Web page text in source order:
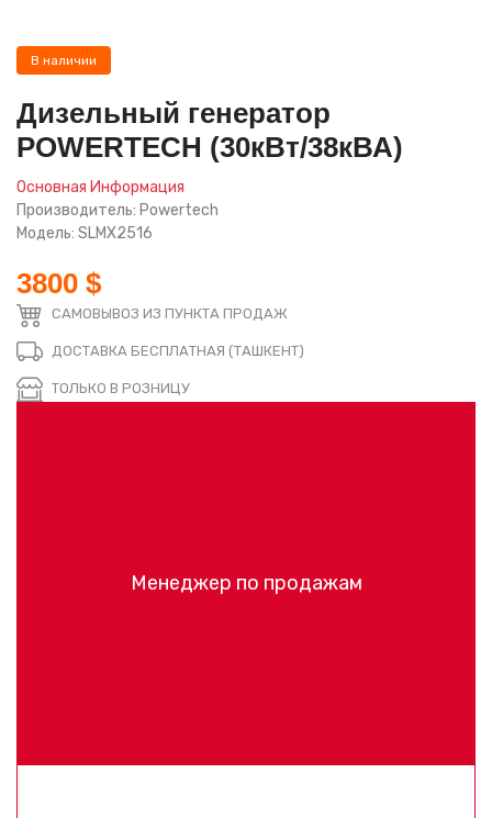
В наличии
Дизельный генератор
POWERTECH (30кВт/38кВА)
Основная Информация
Производитель: Powertech
Модель: SLMX2516
3800 $
САМОВЫВОЗ ИЗ ПУНКТА ПРОДАЖ
ДОСТАВКА БЕСПЛАТНАЯ (ТАШКЕНТ)
ТОЛЬКО В РОЗНИЦУ
Менеджер по продажам